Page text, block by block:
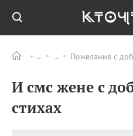
Пожелания с
И смс жене с
стихах